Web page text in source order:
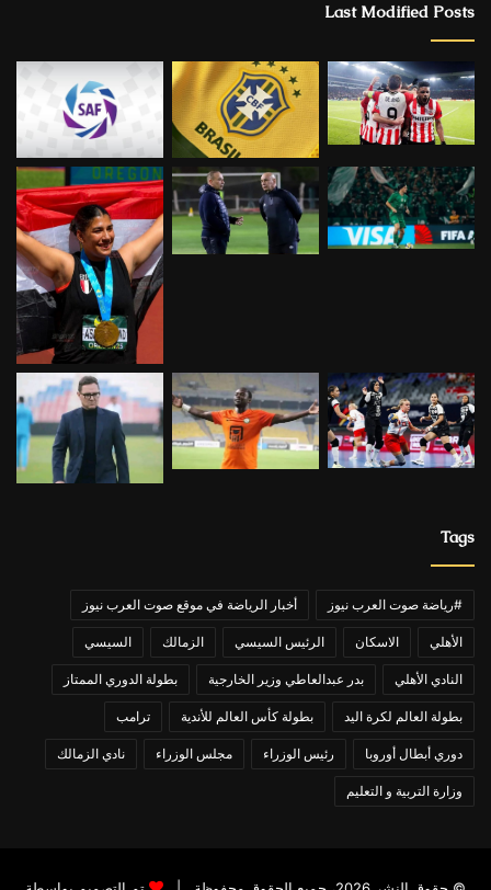
Last Modified Posts
Tags
#رياضة صوت العرب نيوز أخبار الرياضة في موقع صوت العرب نيوز
الأهلي الاسكان الرئيس السيسي الزمالك السيسي
النادي الأهلي بدر عبدالعاطي وزير الخارجية بطولة الدوري الممتاز
بطولة العالم لكرة اليد بطولة كأس العالم للأندية ترامب
دوري أبطال أوروبا رئيس الوزراء مجلس الوزراء نادي الزمالك
وزارة التربية و التعليم